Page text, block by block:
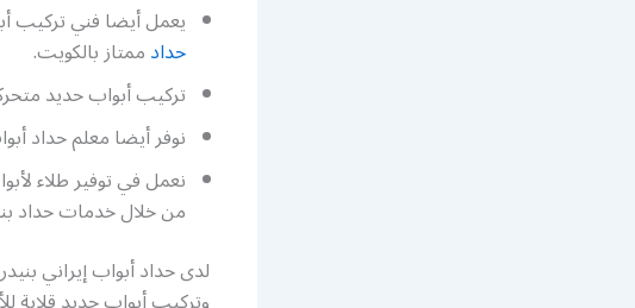
يعمل أيضا فني تركيب
حدادممتاز بالكويت.
تركيب أبواب حديد
نوفر أيضا معلم حداد
نعمل في توفير طلاء
من خلال خدمات حداد
لدى حداد أبواب إيراني بنيدر